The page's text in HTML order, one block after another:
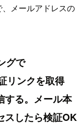
メールアドレスの
グで
リンクを取得
する。メール本
スしたら検証OK